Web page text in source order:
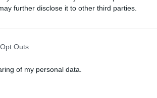
further disclose it to other third parties.
Outs
of my personal data.